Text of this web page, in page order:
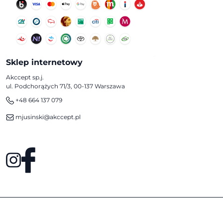
Sklep internetowy
Akccept sp.j.
ul. Podchorążych 71/3, 00-137 Warszawa
+48 664 137 079
mjusinski@akccept.pl